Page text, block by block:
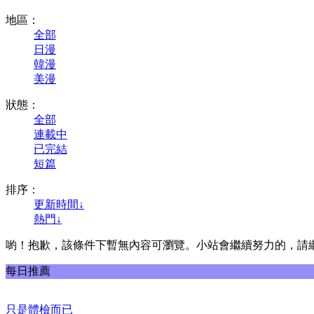
地區：
全部
日漫
韓漫
美漫
狀態：
全部
連載中
已完結
短篇
排序：
更新時間↓
熱門↓
喲！抱歉，該條件下暫無內容可瀏覽。小站會繼續努力的，請
每日推薦
只是體檢而已